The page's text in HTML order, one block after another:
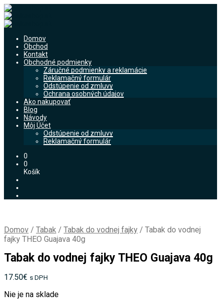
Domov
Obchod
Kontakt
Obchodné podmienky
Záručné podmienky a reklamácie
Reklamačný formulár
Odstúpenie od zmluvy
Ochrana osobných údajov
Ako nakupovať
Blog
Návody
Môj Účet
Odstúpenie od zmluvy
Reklamačný formulár
0
0
Košík
Domov / Tabak / Tabak do vodnej fajky / Tabak do vodnej
fajky THEO Guajava 40g
Tabak do vodnej fajky THEO Guajava 40g
17.50€ s DPH
Nie je na sklade